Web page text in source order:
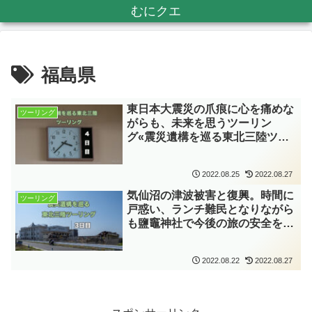
むにクエ
福島県
ツーリング
東日本大震災の爪痕に心を痛めな
がらも、未来を思うツーリン
グ«震災遺構を巡る東北三陸ツー
2022.08.25 2022.08.27
ツーリング
気仙沼の津波被害と復興。時間に
戸惑い、ランチ難民となりながら
も鹽竈神社で今後の旅の安全を願
2022.08.22 2022.08.27